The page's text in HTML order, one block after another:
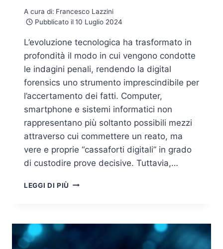
A cura di: Francesco Lazzini
Pubblicato il 10 Luglio 2024
L’evoluzione tecnologica ha trasformato in
profondità il modo in cui vengono condotte
le indagini penali, rendendo la digital
forensics uno strumento imprescindibile per
l’accertamento dei fatti. Computer,
smartphone e sistemi informatici non
rappresentano più soltanto possibili mezzi
attraverso cui commettere un reato, ma
vere e proprie “cassaforti digitali” in grado
di custodire prove decisive. Tuttavia,…
LEGGI DI PIÙ ATTIVITÀ
E